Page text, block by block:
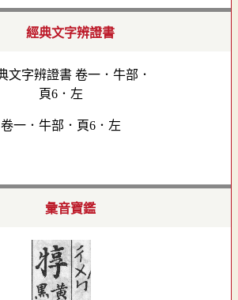
經典文字辨證書
卷一．牛部．頁6．左
彙音寶鑑